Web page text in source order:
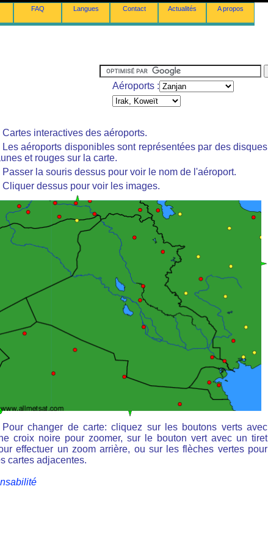
FAQ Langues Contact Actualités A propos
Aéroports :
Cartes interactives des aéroports.
Les aéroports disponibles sont représentées par des disques
et rouges sur la carte.
Passer la souris dessus pour voir le nom de l'aéroport.
Cliquer dessus pour voir les images.
Pour changer de carte: cliquez sur les boutons verts avec
croix noire pour zoomer, sur le bouton vert avec un tiret
effectuer un zoom arrière, ou sur les flèches vertes pour
cartes adjacentes.